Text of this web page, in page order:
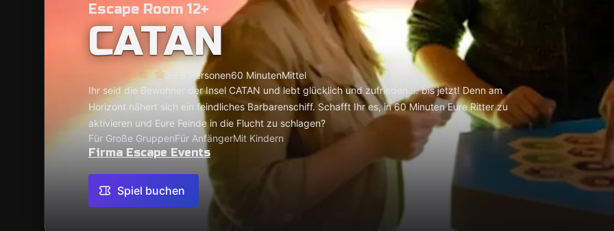
Escape Room 12+
CATAN
2 - 8 Personen60 MinutenMittel
Ihr seid die Bewohner der Insel CATAN und lebt glücklich und zufrieden … bis jetzt! Denn am
Horizont nähert sich ein feindliches Barbarenschiff. Schafft Ihr es, in 60 Minuten Eure Ritter zu
aktivieren und Eure Feinde in die Flucht zu schlagen?
Für Große GruppenFür AnfängerMit Kindern
Firma Escape Events
Spiel buchen